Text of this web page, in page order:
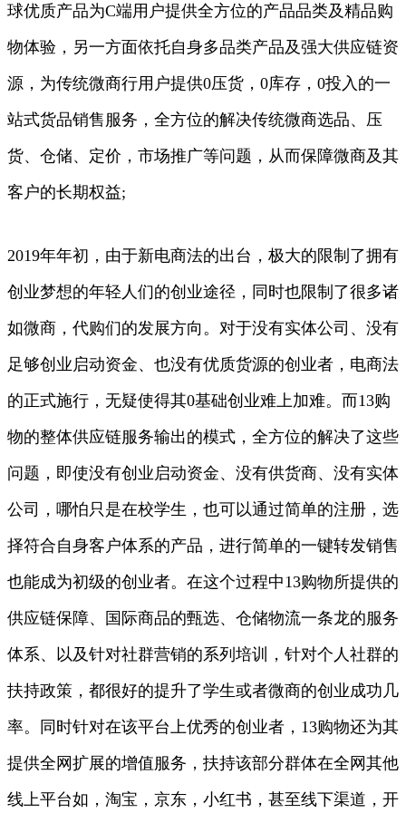
球优质产品为C端用户提供全方位的产品品类及精品购
物体验，另一方面依托自身多品类产品及强大供应链资
源，为传统微商行用户提供0压货，0库存，0投入的一
站式货品销售服务，全方位的解决传统微商选品、压
货、仓储、定价，市场推广等问题，从而保障微商及其
客户的长期权益;
2019年年初，由于新电商法的出台，极大的限制了拥有
创业梦想的年轻人们的创业途径，同时也限制了很多诸
如微商，代购们的发展方向。对于没有实体公司、没有
足够创业启动资金、也没有优质货源的创业者，电商法
的正式施行，无疑使得其0基础创业难上加难。而13购
物的整体供应链服务输出的模式，全方位的解决了这些
问题，即使没有创业启动资金、没有供货商、没有实体
公司，哪怕只是在校学生，也可以通过简单的注册，选
择符合自身客户体系的产品，进行简单的一键转发销售
也能成为初级的创业者。在这个过程中13购物所提供的
供应链保障、国际商品的甄选、仓储物流一条龙的服务
体系、以及针对社群营销的系列培训，针对个人社群的
扶持政策，都很好的提升了学生或者微商的创业成功几
率。同时针对在该平台上优秀的创业者，13购物还为其
提供全网扩展的增值服务，扶持该部分群体在全网其他
线上平台如，淘宝，京东，小红书，甚至线下渠道，开